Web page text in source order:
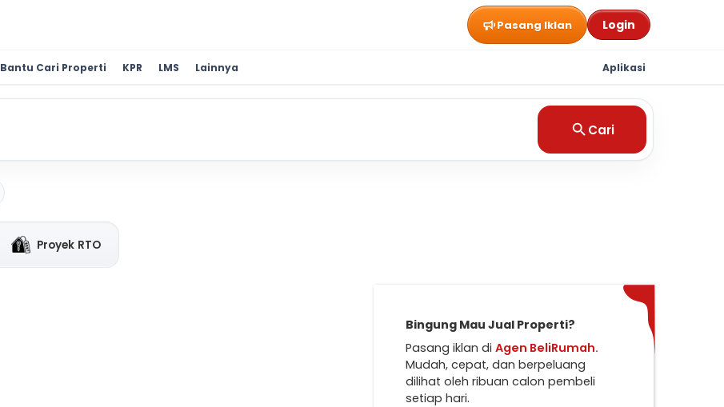
Pasang Iklan Login
Bantu Cari Properti KPR LMS Lainnya Aplikasi
Cari
Proyek RTO
Bingung Mau Jual Properti?
Pasang iklan di Agen BeliRumah.
Mudah, cepat, dan berpeluang
dilihat oleh ribuan calon pembeli
setiap hari.